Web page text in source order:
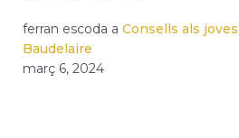
ferran escoda a Consells als
Baudelaire
març 6, 2024